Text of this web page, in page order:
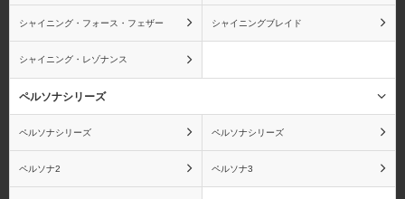
キラー
シャイニング・フォース・フェザー シャイニングブレイド
シャイニング・レゾナンス
ペルソナシリーズ
ペルソナシリーズ ペルソナシリーズ
ペルソナ2 ペルソナ3